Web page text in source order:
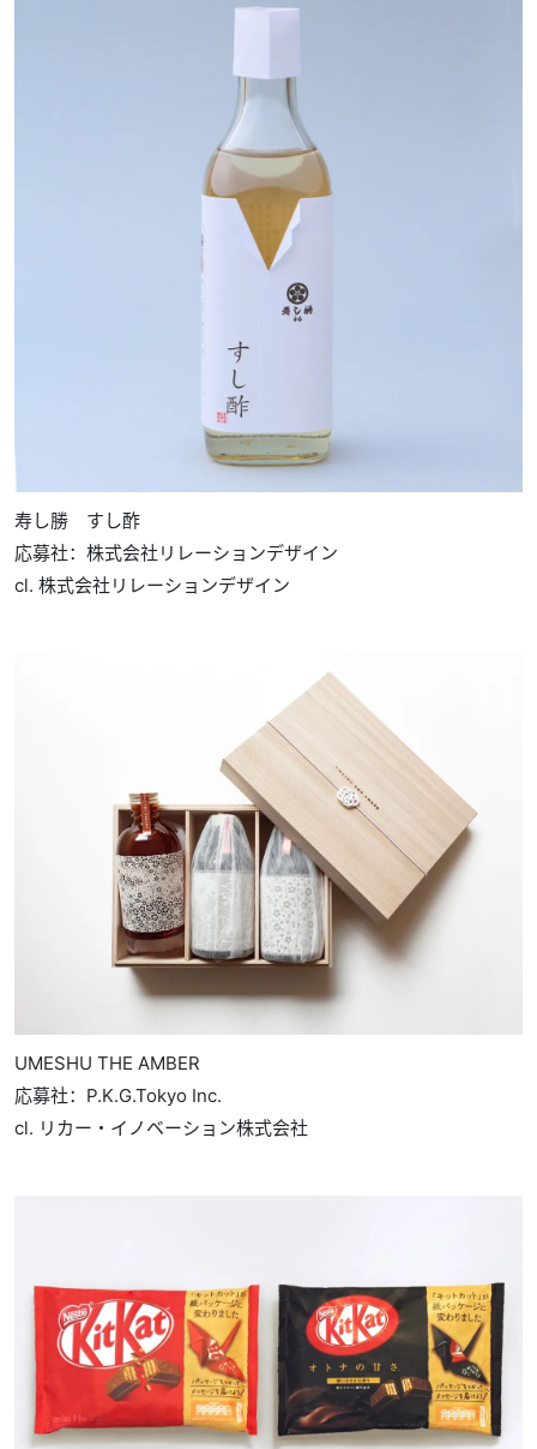
寿し勝 すし酢
応募社：株式会社リレーションデザイン
cl. 株式会社リレーションデザイン
UMESHU THE AMBER
応募社：P.K.G.Tokyo Inc.
cl. リカー・イノベーション株式会社